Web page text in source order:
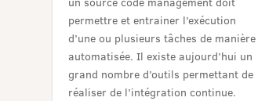
permettre et entrainer l’exécution
d’une ou plusieurs tâches de manière
automatisée. Il existe aujourd’hui un
grand nombre d’outils permettant de
réaliser de l’intégration continue.